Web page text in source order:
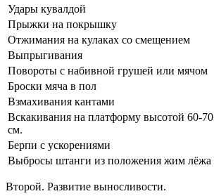
Удары кувалдой
Прыжки на покрышку
Отжимания на кулаках со смещением
Выпрыгивания
Повороты с набивной грушей или мячом
Броски мяча в пол
Взмахивания кантами
Вскакивания на платформу высотой 60-70
см.
Берпи с ускорениями
Выбросы штанги из положения жим лёжа
Второй. Развитие выносливости.